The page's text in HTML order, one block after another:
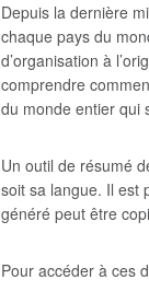
Depuis la dernière
chaque pays du
d’organisation à
comprendre
du monde entier qui
Un outil de résumé
soit sa langue. Il est
généré peut être
Pour accéder à ces